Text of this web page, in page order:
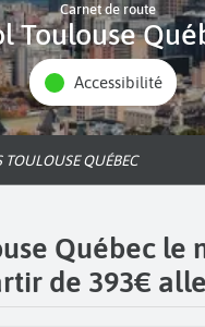
Carnet de route
Toulouse
Accessibilité
TOULOUSE QUÉBEC
Québec le
de 393€